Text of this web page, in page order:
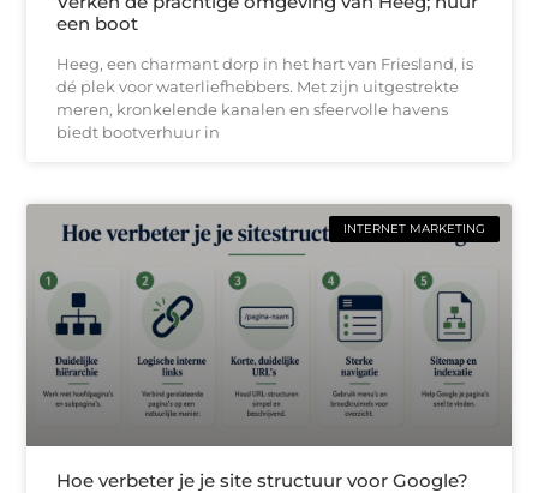
een boot
Heeg, een charmant dorp in het hart van Friesland, is
dé plek voor waterliefhebbers. Met zijn uitgestrekte
meren, kronkelende kanalen en sfeervolle havens
biedt bootverhuur in
INTERNET MARKETING
Hoe verbeter je je site structuur voor Google?